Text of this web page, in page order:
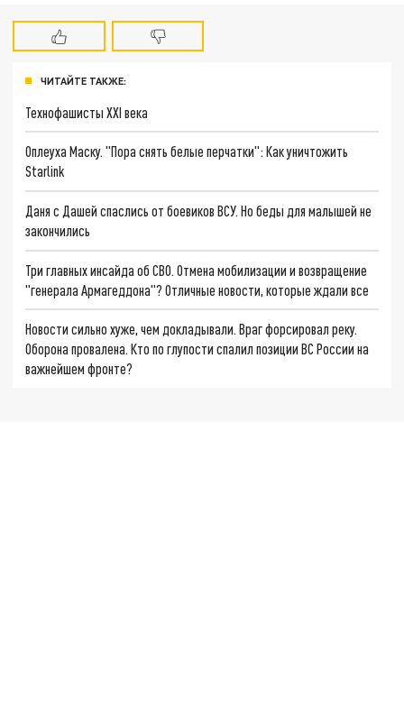
ЧИТАЙТЕ ТАКЖЕ:
Технофашисты XXI века
Оплеуха Маску. "Пора снять белые перчатки": Как уничтожить
Starlink
Даня с Дашей спаслись от боевиков ВСУ. Но беды для малышей не
закончились
Три главных инсайда об СВО. Отмена мобилизации и возвращение
"генерала Армагеддона"? Отличные новости, которые ждали все
Новости сильно хуже, чем докладывали. Враг форсировал реку.
Оборона провалена. Кто по глупости спалил позиции ВС России на
важнейшем фронте?